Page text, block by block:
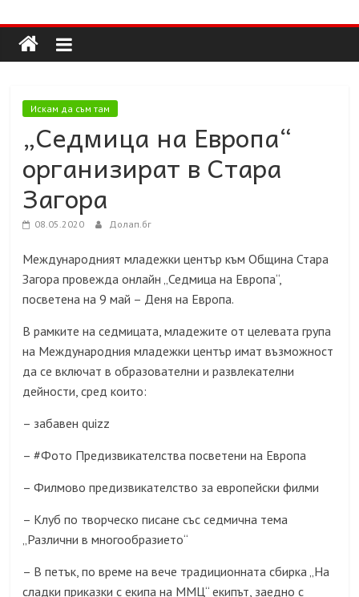
to
content
Долап
БГ
култура|
пътешествия|
мода|
събития|
кухня|
реклама|
Искам да съм там
„Седмица на Европа“
организират в Стара
Загора
08.05.2020 Долап.бг
Международният младежки център към Община Стара
Загора провежда онлайн „Седмица на Европа“,
посветена на 9 май – Деня на Европа.
В рамките на седмицата, младежите от целевата група
на Международния младежки център имат възможност
да се включат в образователни и развлекателни
дейности, сред които:
– забавен quizz
– #Фото Предизвикателства посветени на Европа
– Филмово предизвикателство за европейски филми
– Клуб по творческо писане със седмична тема
„Различни в многообразието“
– В петък, по време на вече традиционната сбирка „На
сладки приказки с екипа на ММЦ“ екипът, заедно с